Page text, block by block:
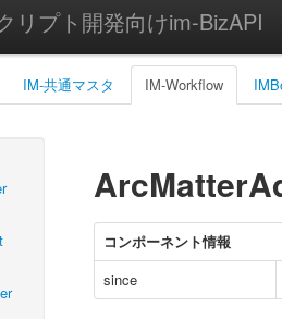
リプト開発向けim-BizAPI
IM-共通マスタ IM-Workflow
コンポーネント情報
since